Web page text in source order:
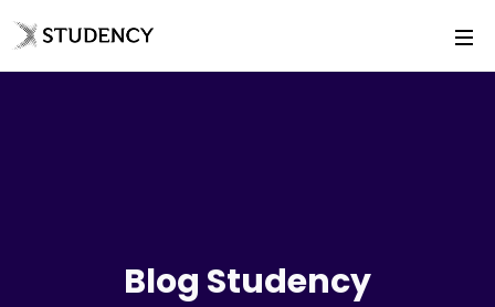
Blog Studency